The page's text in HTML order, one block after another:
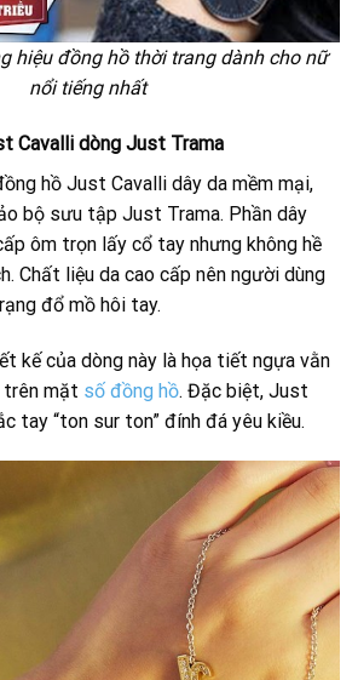
hiệu đồng hồ thời trang dành cho nữ
nổi tiếng nhất
Cavalli dòng Just Trama
hồ Just Cavalli dây da mềm mại,
bộ sưu tập Just Trama. Phần dây
ôm trọn lấy cổ tay nhưng không hề
Chất liệu da cao cấp nên người dùng
đổ mồ hôi tay.
kế của dòng này là họa tiết ngựa vằn
trên mặt số đồng hồ. Đặc biệt, Just
tay “ton sur ton” đính đá yêu kiều.